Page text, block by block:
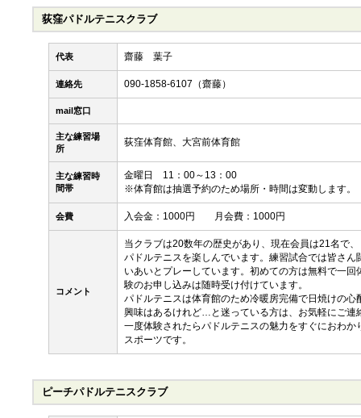
荻窪パドルテニスクラブ
代表 齋藤 葉子
連絡先 090-1858-6107（齋藤）
mail窓口
主な練習場
所
荻窪体育館、大宮前体育館
主な練習時
間帯
金曜日 11：00～13：00
※体育館は抽選予約のため場所・時間は変動します。
会費 入会金：1000円 月会費：1000円
コメント
当クラブは20数年の歴史があり、現在会員は21名で
パドルテニスを楽しんでいます。練習試合では皆さん
いあいとプレーしています。初めての方は無料で一回
験のお申し込みは随時受け付けています。
パドルテニスは体育館のため冷暖房完備で日焼けの心
興味はあるけれど…と迷っている方は、お気軽にご連
一度体験されたらパドルテニスの魅力をすぐにおわか
スポーツです。
ピーチパドルテニスクラブ